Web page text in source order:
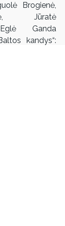
Brogienė,
Jūratė
Eglė Ganda
kandys“: